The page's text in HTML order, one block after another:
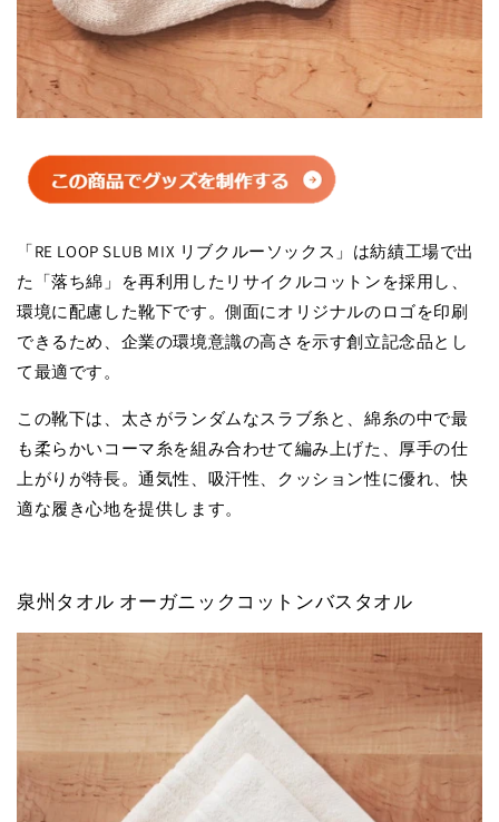
「RE LOOP SLUB MIX リブクルーソックス」は紡績工場で出
た「落ち綿」を再利用したリサイクルコットンを採用し、
環境に配慮した靴下です。側面にオリジナルのロゴを印刷
できるため、企業の環境意識の高さを示す創立記念品とし
て最適です。
この靴下は、太さがランダムなスラブ糸と、綿糸の中で最
も柔らかいコーマ糸を組み合わせて編み上げた、厚手の仕
上がりが特長。通気性、吸汗性、クッション性に優れ、快
適な履き心地を提供します。
泉州タオル オーガニックコットンバスタオル